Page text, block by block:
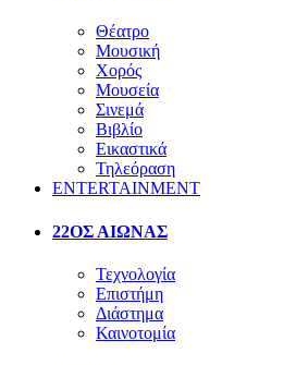
Θέατρο
Μουσική
Χορός
Μουσεία
Σινεμά
Βιβλίο
Εικαστικά
Τηλεόραση
ENTERTAINMENT
22ΟΣ ΑΙΩΝΑΣ
Τεχνολογία
Επιστήμη
Διάστημα
Καινοτομία